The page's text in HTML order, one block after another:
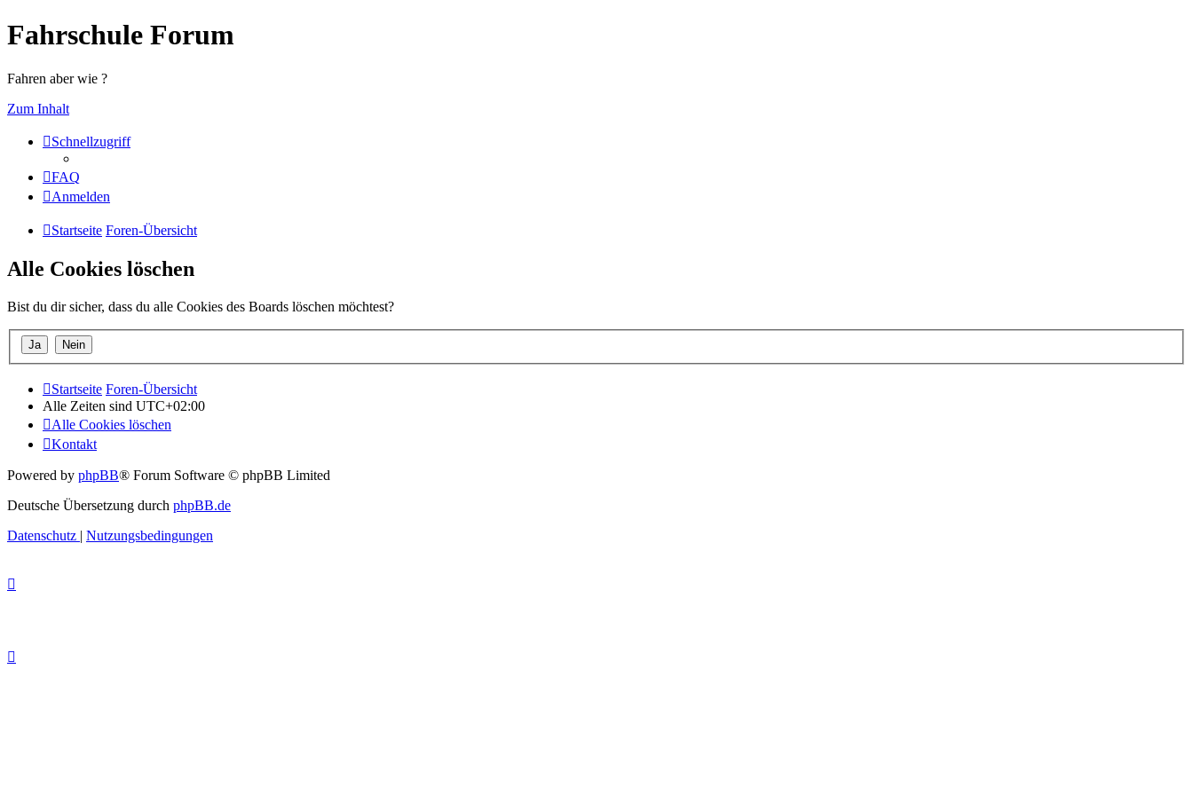
Fahrschule Forum
Fahren aber wie ?
Zum Inhalt
Schnellzugriff
FAQ
Anmelden
Startseite Foren-Übersicht
Alle Cookies löschen
Bist du dir sicher, dass du alle Cookies des Boards löschen möchtest?
Startseite Foren-Übersicht
Alle Zeiten sind UTC+02:00
Alle Cookies löschen
Kontakt
Powered by phpBB® Forum Software © phpBB Limited
Deutsche Übersetzung durch phpBB.de
Datenschutz | Nutzungsbedingungen